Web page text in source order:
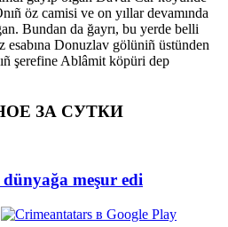
öz camisi ve on yıllar devamında
Bundan da ğayrı, bu yerde belli
Donuzlav gölüniñ üstünden
şerefine Ablâmit köpüri dep
ЗА СУТКИ
dünyağa meşur edi